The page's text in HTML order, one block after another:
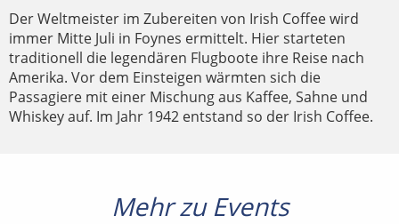
Der Weltmeister im Zubereiten von Irish Coffee wird
immer Mitte Juli in Foynes ermittelt. Hier starteten
traditionell die legendären Flugboote ihre Reise nach
Amerika. Vor dem Einsteigen wärmten sich die
Passagiere mit einer Mischung aus Kaffee, Sahne und
Whiskey auf. Im Jahr 1942 entstand so der Irish Coffee.
Mehr zu Events